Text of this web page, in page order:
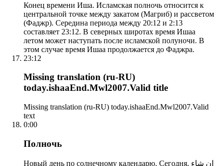
Конец времени Иша. Исламская полночь относится к
центральной точке между закатом (Магриб) и рассветом
(Фаджр). Середина периода между 20:12 и 2:13
составляет 23:12. В северных широтах время Ишаа
летом может наступать после исламской полуночи. В
этом случае время Ишаа продолжается до Фаджра.
23:12
Missing translation (ru-RU)
today.ishaaEnd.Mwl2007.Valid title
Missing translation (ru-RU) today.ishaaEnd.Mwl2007.Valid
text
0:00
Полночь
Новый день по солнечному календарю. Сегодня, إن شاء